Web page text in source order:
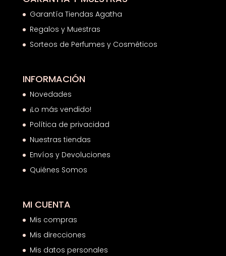
Garantía Tiendas Agatha
Regalos y Muestras
Sorteos de Perfumes y Cosméticos
INFORMACIÓN
Novedades
¡Lo más vendido!
Política de privacidad
Nuestras tiendas
Envíos y Devoluciones
Quiénes Somos
MI CUENTA
Mis compras
Mis direcciones
Mis datos personales